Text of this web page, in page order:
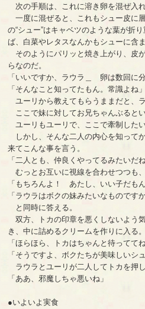
次の手順は、これに溶き卵を混ぜ入れ
一度に混ぜると、これもシュー皮に
の“シュー”はキャベツのような葉が折
ば、白菜やレタスなんかもシューに含ま
そのようにパリッと焼き上がり、皮
らなのだ。
「いいですか、ラウラ＿ 卵は数回に
「そんなこと知ってたもん。常識よね」
ユーリから教えてもらうままだと、
ここで妹に対してお兄ちゃんぶると
ユーリもユーリで、ここで牽制したい
しかし、そんな二人の内心を知って
来てこんな事を言う。
「二人とも、仲良くやってるみたいだね
むっとお互いに視線を合わせつつも、
「もちろんよ！ あたし、いい子だもん
「ラウラはボクの妹みたいなものですか
と同時に答える。
双方、トカの印章を悪くしないよう
き、中に詰めるクリームを作りに入る。
「ほらほら、トカはちゃんと待っててね
「そうですよ、ボクたちが美味しいシ
ラウラとユーリが二人してトカを押し
「ああ、邪魔しちゃ悪いね」
●いよいよ実食